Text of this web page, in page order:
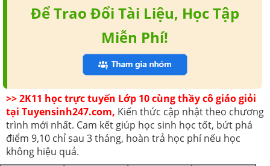
Để Trao Đổi Tài Liệu, Học Tập
Miễn Phí!
>> 2K11 học trực tuyến Lớp 10 cùng thầy cô giáo giỏi
tại Tuyensinh247.com, Kiến thức cập nhật theo chương
trình mới nhất. Cam kết giúp học sinh học tốt, bứt phá
điểm 9,10 chỉ sau 3 tháng, hoàn trả học phí nếu học
không hiệu quả.